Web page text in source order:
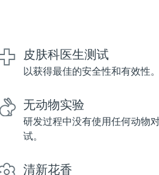
皮肤科医生测试
以获得最佳的安全性和有效性
无动物实验
研发过程中没有使用任何动物
试。
清新花香